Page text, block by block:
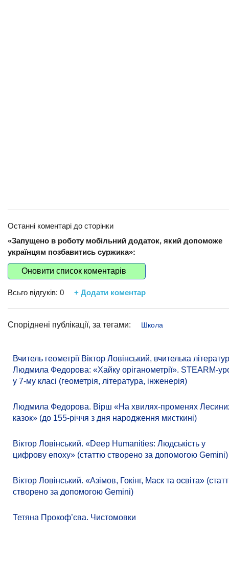
Останні коментарі до сторінки
«Запущено в роботу мобільний додаток, який допоможе
українцям позбавитись суржика»:
Оновити список коментарів
Всьго відгуків: 0 + Додати коментар
Споріднені публікації, за тегами: Школа
Вчитель геометрії Віктор Ловінський, вчителька
Людмила Федорова: «Хайку оріганометрії». STEARM-
у 7-му класі (геометрія, література, інженерія)
Людмила Федорова. Вірш «На хвилях-променях
казок» (до 155-річчя з дня народження мисткині)
Віктор Ловінський. «Deep Humanities: Людськість у
цифрову епоху» (статтю створено за допомогою Gemini)
Віктор Ловінський. «Азімов, Гокінг, Маск та освіта»
створено за допомогою Gemini)
Тетяна Прокоф’єва. Чистомовки